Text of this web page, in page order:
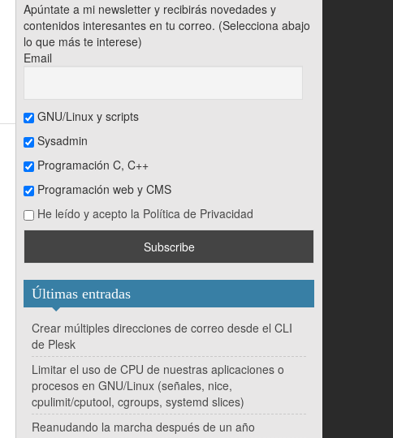
Apúntate a mi newsletter y recibirás novedades y
contenidos interesantes en tu correo. (Selecciona abajo
lo que más te interese)
Email
GNU/Linux y scripts
Sysadmin
Programación C, C++
Programación web y CMS
He leído y acepto la Política de Privacidad
Últimas entradas
Crear múltiples direcciones de correo desde el CLI
de Plesk
Limitar el uso de CPU de nuestras aplicaciones o
procesos en GNU/Linux (señales, nice,
cpulimit/cputool, cgroups, systemd slices)
Reanudando la marcha después de un año